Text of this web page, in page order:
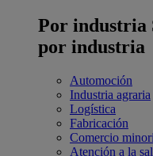
Por industria
por industria
Automoción
Industria agraria
Logística
Fabricación
Comercio
Atención a la